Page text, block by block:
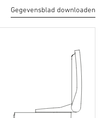
Gegevensblad downloaden